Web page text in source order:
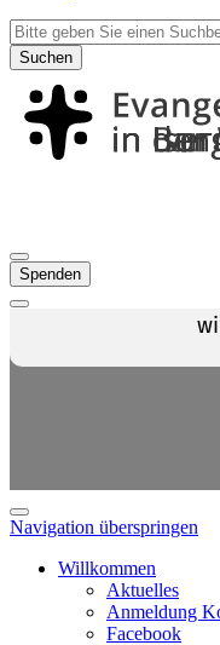
Suchen
Spenden
Navigation überspringen
Willkommen
Aktuelles
Anmeldung
Facebook